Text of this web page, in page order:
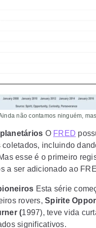
não contamos ninguém,
O FRED
coletados, incluindo
esse é o primeiro
a ser adicionado ao
Esta série
rovers, Spirite
(1997), teve vida
significativos.